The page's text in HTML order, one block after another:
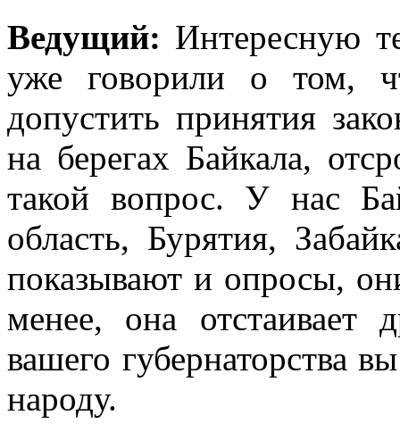
Ведущий: Интересную
уже говорили о том,
допустить принятия
на берегах Байкала,
такой вопрос. У нас
область, Бурятия,
показывают и опросы,
менее, она
вашего губернаторства
народу.